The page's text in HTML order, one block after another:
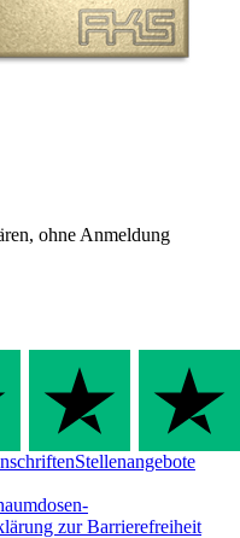
ohne Anmeldung
Stellenangebote
zur Barrierefreiheit